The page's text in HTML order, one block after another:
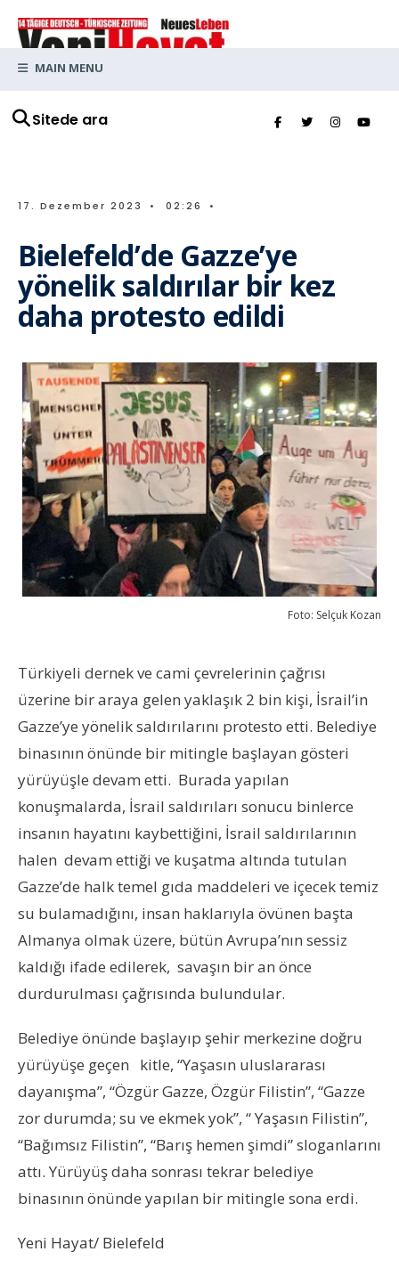
Sitede ara
MAIN MENU
17. Dezember 2023 • 02:26 •
Bielefeld’de Gazze’ye
yönelik saldırılar bir kez
daha protesto edildi
Foto: Selçuk Kozan
Türkiyeli dernek ve cami çevrelerinin çağrısı
üzerine bir araya gelen yaklaşık 2 bin kişi, İsrail’in
Gazze’ye yönelik saldırılarını protesto etti. Belediye
binasının önünde bir mitingle başlayan gösteri
yürüyüşle devam etti. Burada yapılan
konuşmalarda, İsrail saldırıları sonucu binlerce
insanın hayatını kaybettiğini, İsrail saldırılarının
halen devam ettiği ve kuşatma altında tutulan
Gazze’de halk temel gıda maddeleri ve içecek temiz
su bulamadığını, insan haklarıyla övünen başta
Almanya olmak üzere, bütün Avrupa’nın sessiz
kaldığı ifade edilerek, savaşın bir an önce
durdurulması çağrısında bulundular.
Belediye önünde başlayıp şehir merkezine doğru
yürüyüşe geçen kitle, “Yaşasın uluslararası
dayanışma”, “Özgür Gazze, Özgür Filistin”, “Gazze
zor durumda; su ve ekmek yok”, “ Yaşasın Filistin”,
“Bağımsız Filistin”, “Barış hemen şimdi” sloganlarını
attı. Yürüyüş daha sonrası tekrar belediye
binasının önünde yapılan bir mitingle sona erdi.
Yeni Hayat/ Bielefeld